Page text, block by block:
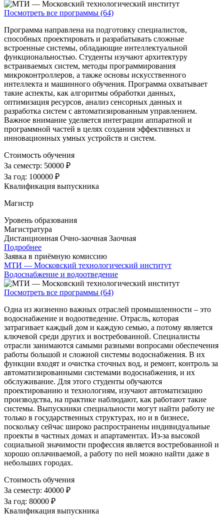
Посмотреть все программы (64)
Программа направлена на подготовку специалистов,
способных проектировать и разрабатывать сложные
встроенные системы, обладающие интеллектуальной
функциональностью. Студенты изучают архитектуру
встраиваемых систем, методы программирования
микроконтроллеров, а также основы искусственного
интеллекта и машинного обучения. Программа охватывает
такие аспекты, как алгоритмы обработки данных,
оптимизация ресурсов, анализ сенсорных данных и
разработка систем с автоматизированным управлением.
Важное внимание уделяется интеграции аппаратной и
программной частей в целях создания эффективных и
инновационных умных устройств и систем.
Стоимость обучения
За семестр: 50000 ₽
За год: 100000 ₽
Квалификация выпускника
Магистр
Уровень образования
Магистратура
Дистанционная Очно-заочная Заочная
Подробнее
Заявка в приёмную комиссию
МТИ — Московский технологический институт
Водоснабжение и водоотведение
Посмотреть все программы (64)
Одна из жизненно важных отраслей промышленности – это
водоснабжение и водоотведение. Отрасль, которая
затрагивает каждый дом и каждую семью, а потому является
ключевой среди других и востребованной. Специалисты
отрасли занимаются самыми разными вопросами обеспечения
работы большой и сложной системы водоснабжения. В их
функции входят и очистка сточных вод, и ремонт, контроль за
автоматизированными системами водоснабжения, и их
обслуживание. Для этого студенты обучаются
проектированию и технологиям, изучают автоматизацию
производства, на практике наблюдают, как работают такие
системы. Выпускники специальности могут найти работу не
только в государственных структурах, но и в бизнесе,
поскольку сейчас широко распространены индивидуальные
проекты в частных домах и апартаментах. Из-за высокой
социальной значимости профессия является востребованной и
хорошо оплачиваемой, а работу по ней можно найти даже в
небольших городах.
Стоимость обучения
За семестр: 40000 ₽
За год: 80000 ₽
Квалификация выпускника